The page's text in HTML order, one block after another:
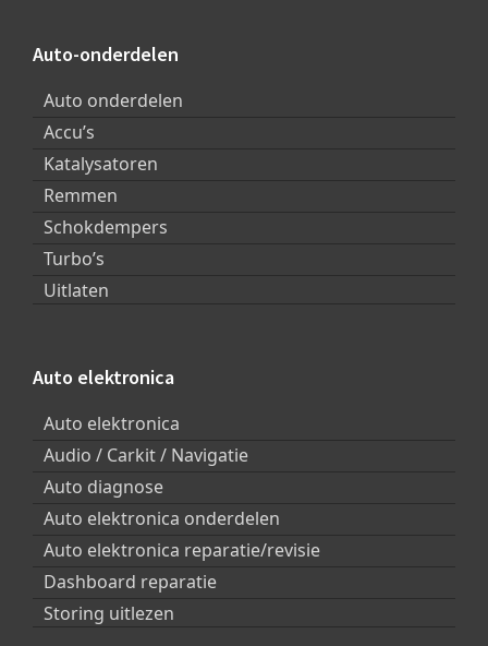
Auto-onderdelen
Auto onderdelen
Accu’s
Katalysatoren
Remmen
Schokdempers
Turbo’s
Uitlaten
Auto elektronica
Auto elektronica
Audio / Carkit / Navigatie
Auto diagnose
Auto elektronica onderdelen
Auto elektronica reparatie/revisie
Dashboard reparatie
Storing uitlezen